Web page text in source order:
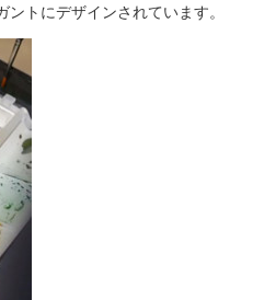
トにデザインされています。